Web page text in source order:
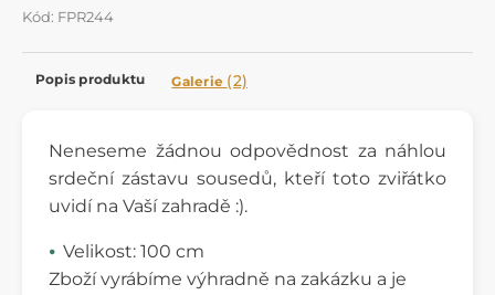
Kód: FPR244
Popis produktu Galerie (2)
Neneseme žádnou odpovědnost za náhlou
srdeční zástavu sousedů, kteří toto zviřátko
uvidí na Vaší zahradě :).
Velikost: 100 cm
Zboží vyrábíme výhradně na zakázku a je